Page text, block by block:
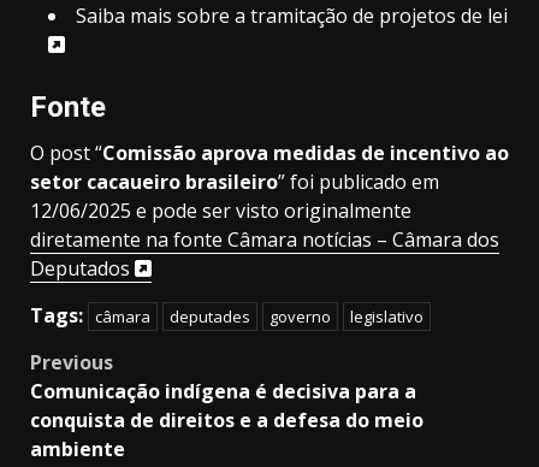
Saiba mais sobre a tramitação de projetos de lei
Fonte
O post “Comissão aprova medidas de incentivo ao
setor cacaueiro brasileiro” foi publicado em
12/06/2025 e pode ser visto originalmente
diretamente na fonte Câmara notícias – Câmara dos
Deputados
Tags: câmara deputades governo legislativo
Post
navigation
Previous
Comunicação indígena é decisiva para a
conquista de direitos e a defesa do meio
ambiente